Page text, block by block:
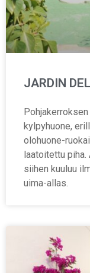
JARDIN
kylpyhuone,
olohuone-
laatoitettu piha.
siihen kuuluu
uima-allas.